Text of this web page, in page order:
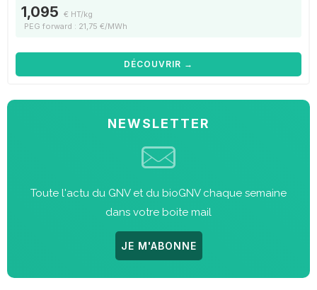
1,095 € HT/kg
PEG forward : 21,75 €/MWh
DÉCOUVRIR →
NEWSLETTER
Toute l'actu du GNV et du bioGNV chaque semaine
dans votre boite mail
JE M'ABONNE